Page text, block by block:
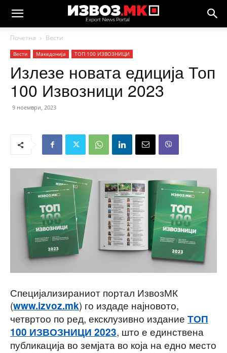
Почетна Вести
Вести Македонија ТОП 100 ИЗВОЗНИЦИ
Излезе новата едиција Топ
100 Извозници 2023
9 ноември, 2023
Специјализираниот портал ИзвозМК
(www.izvoz.mk) го издаде најновото,
четвртоо по ред, ексклузивно издание ТОП
100 ИЗВОЗНИЦИ 2023, што е единствена
публикација во земјата во која на едно место